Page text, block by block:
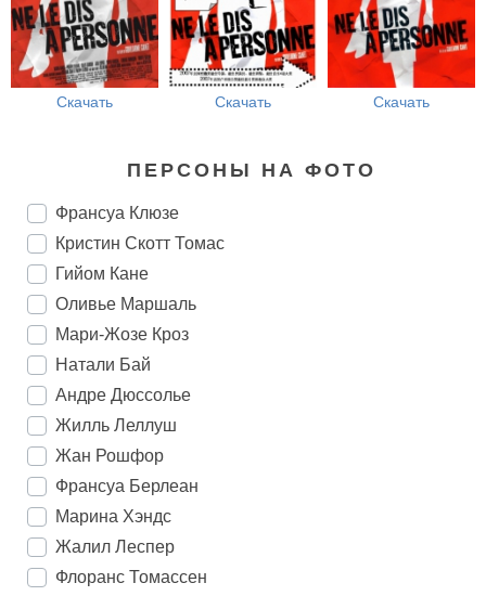
Скачать Скачать Скачать
ПЕРСОНЫ НА ФОТО
Франсуа Клюзе
Кристин Скотт Томас
Гийом Кане
Оливье Маршаль
Мари-Жозе Кроз
Натали Бай
Андре Дюссолье
Жилль Леллуш
Жан Рошфор
Франсуа Берлеан
Марина Хэндс
Жалил Леспер
Флоранс Томассен